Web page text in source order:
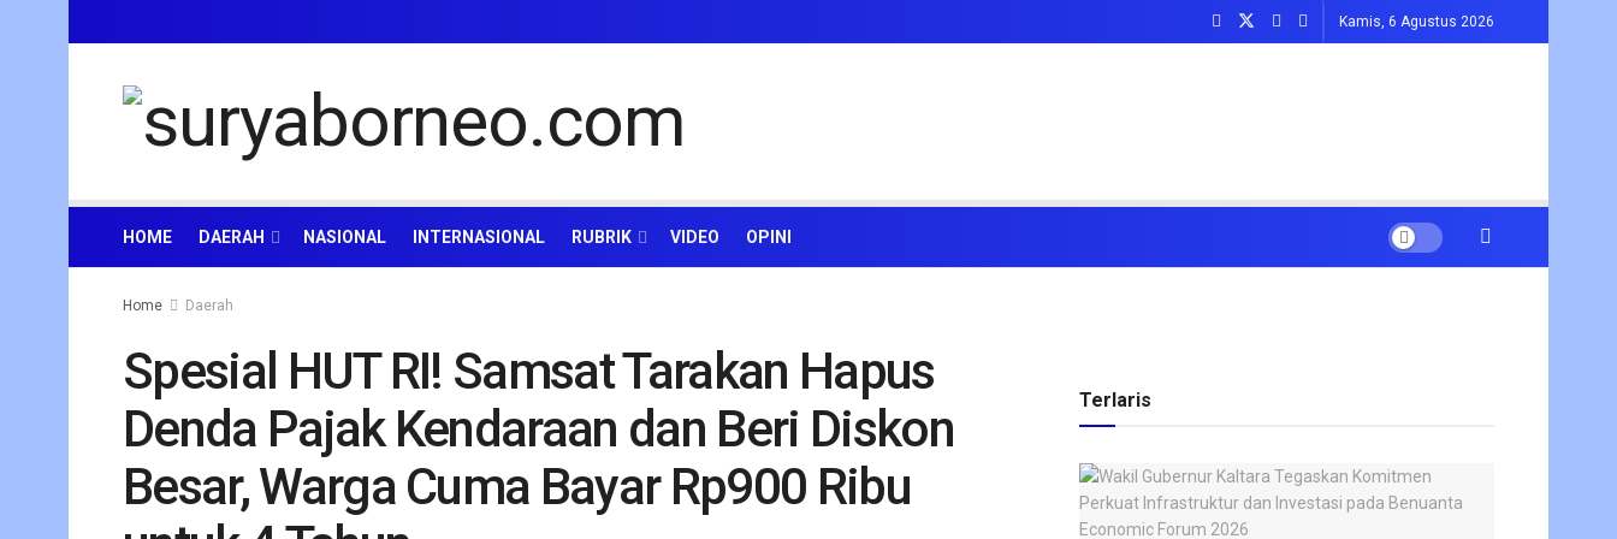
Kamis, 6 Agustus 2026
HOME DAERAH NASIONAL INTERNASIONAL RUBRIK VIDEO OPINI
Home Daerah
Spesial HUT RI! Samsat Tarakan Hapus
Denda Pajak Kendaraan dan Beri Diskon
Besar, Warga Cuma Bayar Rp900 Ribu
Terlaris